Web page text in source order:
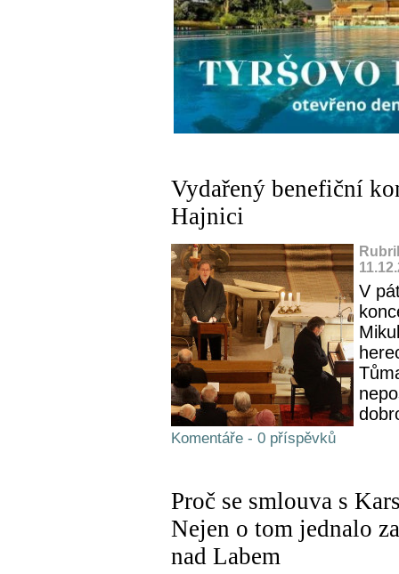
Vydařený benefiční
Hajnici
V
Komentáře - 0 příspěvků
Proč se smlouva s
Nejen o tom jednalo
nad Labem